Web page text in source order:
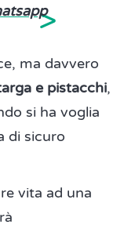
>
ma davvero
e pistacchi,
si ha voglia
di sicuro
vita ad una